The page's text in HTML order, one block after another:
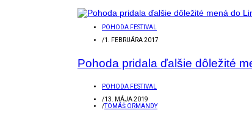
POHODA FESTIVAL
/1. FEBRUÁRA 2017
Pohoda pridala ďalšie dôležité
POHODA FESTIVAL
/13. MÁJA 2019
/TOMÁŠ ORMANDY